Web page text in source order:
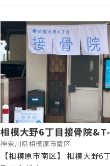
相模大野6丁目接骨院
神奈川県相模原市南区
【相模原市南区】 相模大野6